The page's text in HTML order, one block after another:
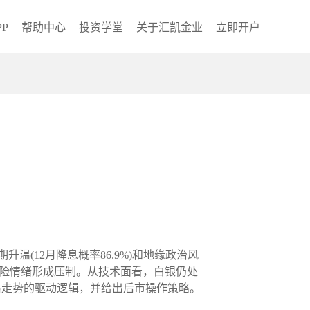
帮助中心 投资学堂 关于汇凯金业 立即开户
升温(12月降息概率86.9%)和地缘政治风
情绪形成压制。从技术面看，白银仍处
势的驱动逻辑，并给出后市操作策略。